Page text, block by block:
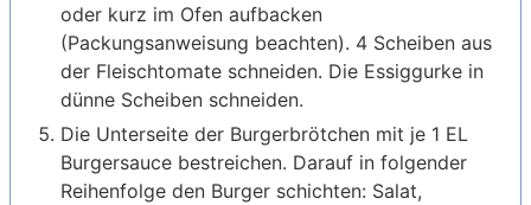
oder kurz im Ofen aufbacken
(Packungsanweisung beachten). 4 Scheiben aus
der Fleischtomate schneiden. Die Essiggurke in
dünne Scheiben schneiden.
Die Unterseite der Burgerbrötchen mit je 1 EL
Burgersauce bestreichen. Darauf in folgender
Reihenfolge den Burger schichten: Salat,